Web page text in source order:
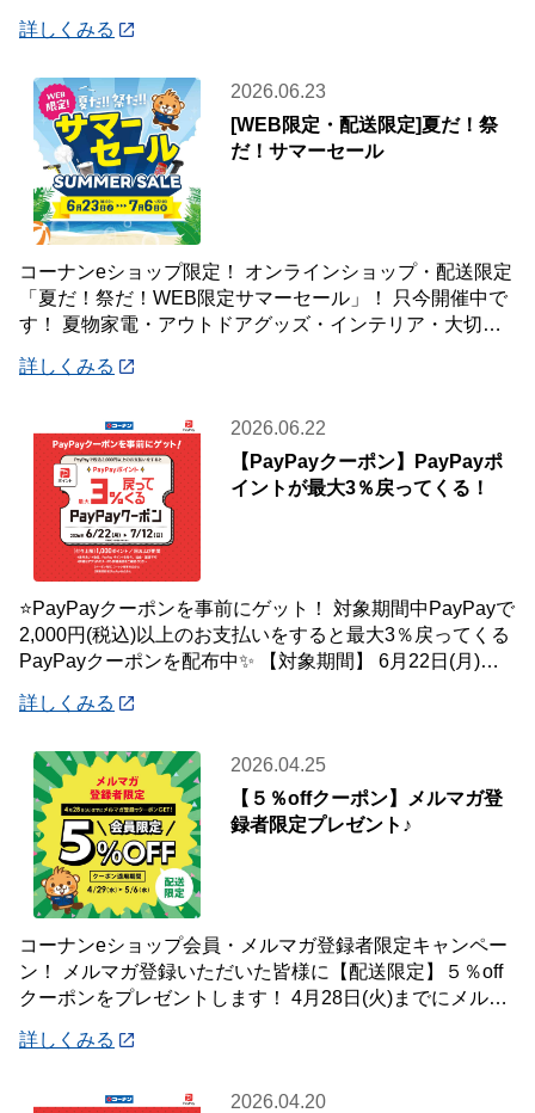
詳しくみる
2026.06.23
[WEB限定・配送限定]夏だ！祭
だ！サマーセール
コーナンeショップ限定！ オンラインショップ・配送限定
「夏だ！祭だ！WEB限定サマーセール」！ 只今開催中で
す！ 夏物家電・アウトドアグッズ・インテリア・大切な
詳しくみる
2026.06.22
【PayPayクーポン】PayPayポ
イントが最大3％戻ってくる！
⭐PayPayクーポンを事前にゲット！ 対象期間中PayPayで
2,000円(税込)以上のお支払いをすると最大3％戻ってくる
PayPayクーポンを配布中✨ 【対象期間】 6月22日(月)～7
詳しくみる
2026.04.25
【５％offクーポン】メルマガ登
録者限定プレゼント♪
コーナンeショップ会員・メルマガ登録者限定キャンペー
ン！ メルマガ登録いただいた皆様に【配送限定】５％off
クーポンをプレゼントします！ 4月28日(火)までにメルマ
詳しくみる
2026.04.20